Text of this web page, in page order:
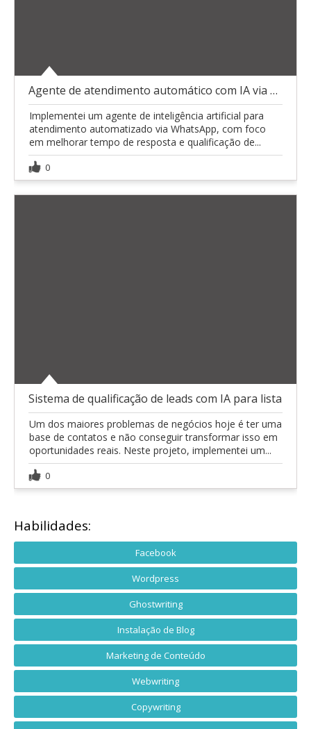
Agente de atendimento automático com IA via WhatsA
Implementei um agente de inteligência artificial para
atendimento automatizado via WhatsApp, com foco
em melhorar tempo de resposta e qualificação de...
0
Sistema de qualificação de leads com IA para lista
Um dos maiores problemas de negócios hoje é ter uma
base de contatos e não conseguir transformar isso em
oportunidades reais. Neste projeto, implementei um...
0
Habilidades:
Facebook
Wordpress
Ghostwriting
Instalação de Blog
Marketing de Conteúdo
Webwriting
Copywriting